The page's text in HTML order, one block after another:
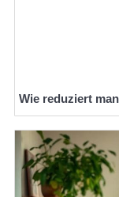
Wie reduziert